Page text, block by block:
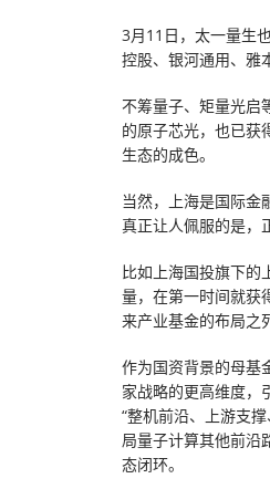
3月11日，太一量生
控股、银河通用、雅
不筹量子、矩量光启
的原子芯光，也已获
生态的成色。
当然，上海是国际金
真正让人佩服的是，
比如上海国投旗下
量，在第一时间就获
来产业基金的布局之
作为国资背景的母基
家战略的更高维度，
“整机前沿、上游支
局量子计算其他前沿
态闭环。